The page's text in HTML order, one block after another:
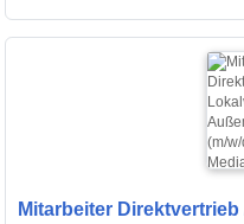
Mitarbeiter